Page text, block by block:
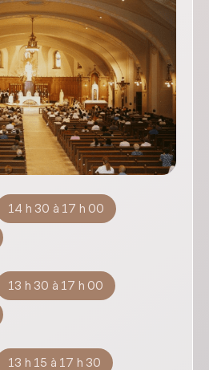
14 h 30 à 17 h 00
13 h 30 à 17 h 00
13 h 15 à 17 h 30